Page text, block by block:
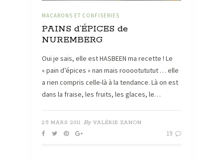
MACARONS ET CONFISERIES
PAINS d’ÉPICES de
NUREMBERG
Oui je sais, elle est HASBEEN ma recette ! Le
« pain d’épices » nan mais rooootututut … elle
a rien compris celle-là à la tendance. Là on est
dans la fraise, les fruits, les glaces, le…
25 MARS 2011 By VALÉRIE ZANON
19